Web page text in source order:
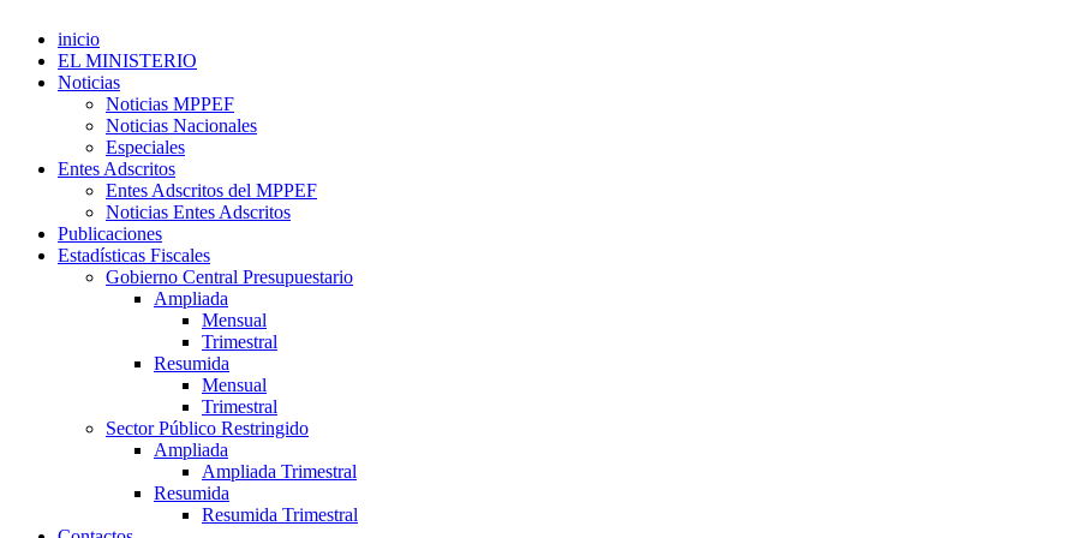
inicio
EL MINISTERIO
Noticias
Noticias MPPEF
Noticias Nacionales
Especiales
Entes Adscritos
Entes Adscritos del MPPEF
Noticias Entes Adscritos
Publicaciones
Estadísticas Fiscales
Gobierno Central Presupuestario
Ampliada
Mensual
Trimestral
Resumida
Mensual
Trimestral
Sector Público Restringido
Ampliada
Ampliada Trimestral
Resumida
Resumida Trimestral